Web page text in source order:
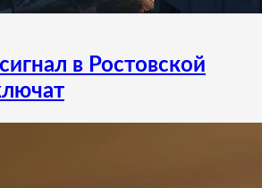
в Ростовской